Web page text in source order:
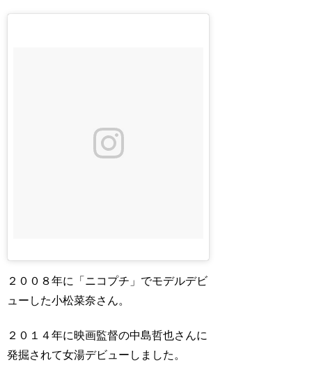
２００８年に「ニコプチ」でモデルデビ
ューした小松菜奈さん。
２０１４年に映画監督の中島哲也さんに
発掘されて女湯デビューしました。